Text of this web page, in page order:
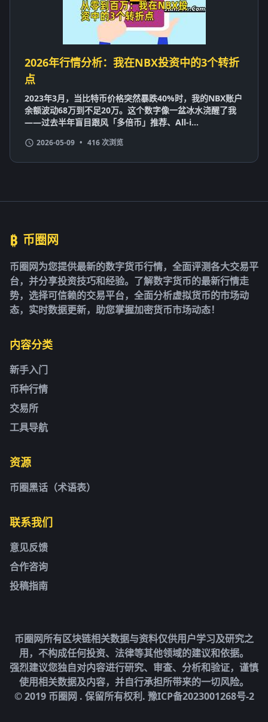
2026年行情分析：我在NBX投资中的3个转折
点
2023年3月，当比特币价格突然暴跌40%时，我的NBX账户
余额波动68万到不足20万。这个数字像一盆冰水浇醒了我
——过去半年盲目跟风「多倍币」推荐、All-i...
2026-05-09 • 416 次浏览
₿ 币圈网
币圈网为您提供最新的数字货币行情，全面评测各大交易平
台，并分享投资技巧和经验。了解数字货币的最新行情走
势，选择可信赖的交易平台，全面分析虚拟货币的市场动
态，实时数据更新，助您掌握加密货币市场动态！
内容分类
新手入门
币种行情
交易所
工具导航
资源
币圈黑话（术语表）
联系我们
意见反馈
合作咨询
投稿指南
币圈网所有区块链相关数据与资料仅供用户学习及研究之
用，不构成任何投资、法律等其他领域的建议和依据。
强烈建议您独自对内容进行研究、审查、分析和验证，谨慎
使用相关数据及内容，并自行承担所带来的一切风险。
© 2019 币圈网 . 保留所有权利. 豫ICP备2023001268号-2